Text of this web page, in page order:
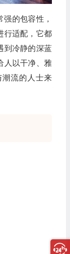
的包容性，
行适配，它都
到冷静的深蓝
人以干净、雅
流的人士来